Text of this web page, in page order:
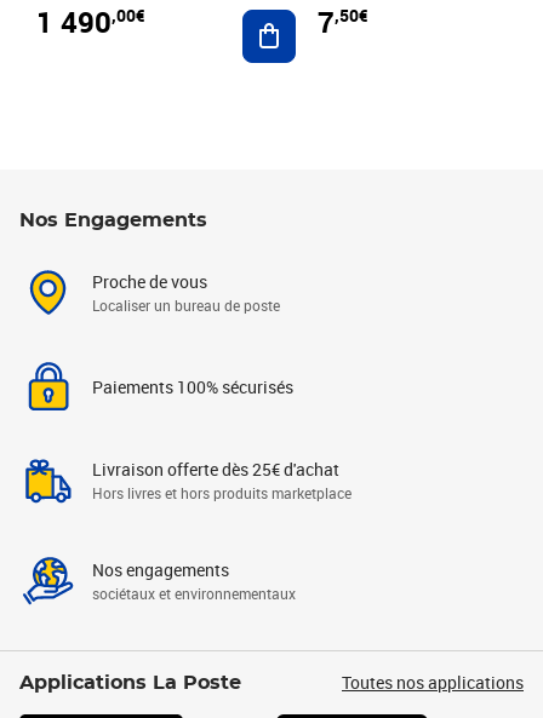
1 490,00€ Ajouter au panier
7,50€
Nos Engagements
Proche de vous
Localiser un bureau de poste
Paiements 100% sécurisés
Livraison offerte dès 25€ d'achat
Hors livres et hors produits marketplace
Nos engagements
sociétaux et environnementaux
Applications La Poste Toutes nos applications